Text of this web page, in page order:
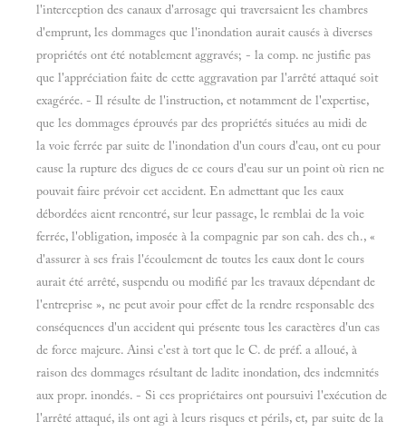
l'interception des canaux d'arrosage qui traversaient les chambres
d'emprunt, les dommages que l'inondation aurait causés à diverses
propriétés ont été notablement aggravés; - la comp. ne justifie pas
que l'appréciation faite de cette aggravation par l'arrêté attaqué soit
exagérée. - Il résulte de l'instruction, et notamment de l'expertise,
que les dommages éprouvés par des propriétés situées au midi de
la voie ferrée par suite de l'inondation d'un cours d'eau, ont eu pour
cause la rupture des digues de ce cours d'eau sur un point où rien ne
pouvait faire prévoir cet accident. En admettant que les eaux
débordées aient rencontré, sur leur passage, le remblai de la voie
ferrée, l'obligation, imposée à la compagnie par son cah. des ch., «
d'assurer à ses frais l'écoulement de toutes les eaux dont le cours
aurait été arrêté, suspendu ou modifié par les travaux dépendant de
l'entreprise », ne peut avoir pour effet de la rendre responsable des
conséquences d'un accident qui présente tous les caractères d'un cas
de force majeure. Ainsi c'est à tort que le C. de préf. a alloué, à
raison des dommages résultant de ladite inondation, des indemnités
aux propr. inondés. - Si ces propriétaires ont poursuivi l'exécution de
l'arrêté attaqué, ils ont agi à leurs risques et périls, et, par suite de la